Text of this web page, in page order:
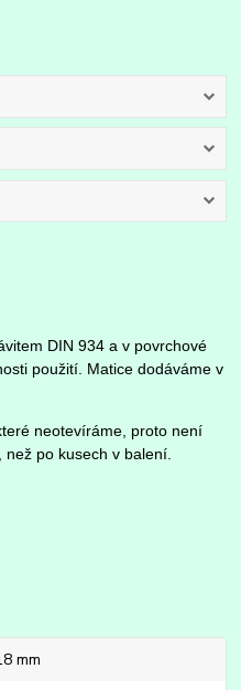
DIN 934 a v povrchové
použití. Matice dodáváme v
neotevíráme, proto není
po kusech v balení.
mm